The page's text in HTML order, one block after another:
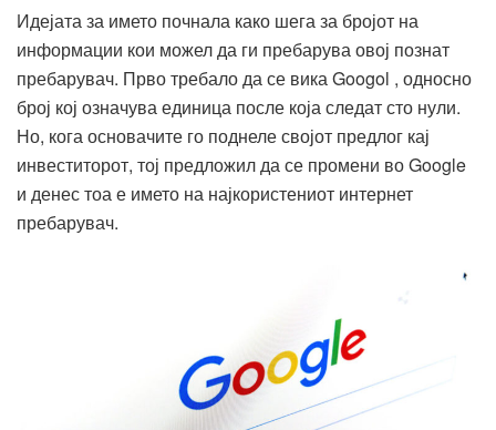
Идејата за името почнала како шега за бројот на
информации кои можел да ги пребарува овој познат
пребарувач. Прво требало да се вика Googol , односно
број кој означува единица после која следат сто нули.
Но, кога основачите го поднеле својот предлог кај
инвеститорот, тој предложил да се промени во Google
и денес тоа е името на најкористениот интернет
пребарувач.